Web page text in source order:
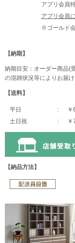
アプリ会員
アプリ会員
※ゴールド
【納期】
納期目安：オーダー商品(
の混雑状況等によりお届
【送料】
平日
￥
土日祝
￥
【納品方法】